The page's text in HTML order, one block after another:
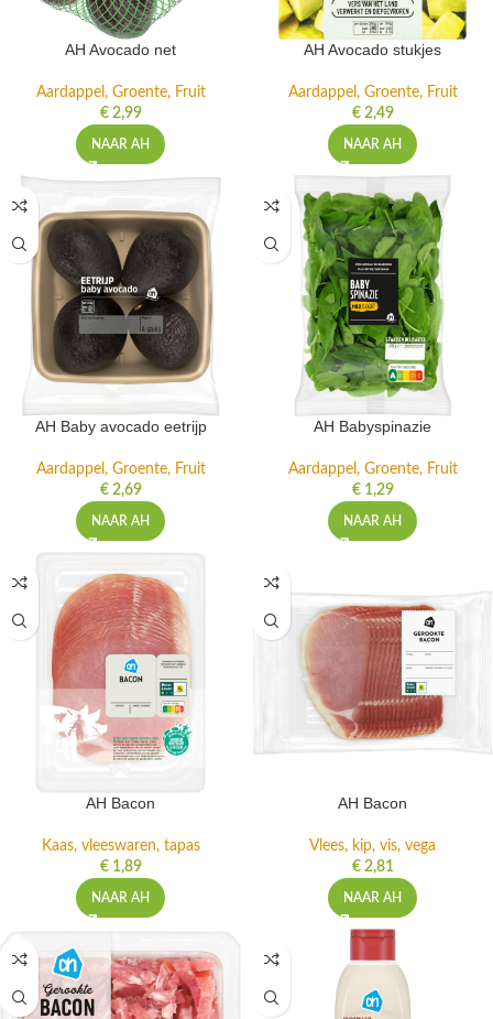
AH Avocado net
Aardappel, Groente, Fruit
€2,99
NAAR AH
AH Avocado stukjes
Aardappel, Groente, Fruit
€2,49
NAAR AH
AH Baby avocado eetrijp
Aardappel, Groente, Fruit
€2,69
NAAR AH
AH Babyspinazie
Aardappel, Groente, Fruit
€1,29
NAAR AH
AH Bacon
Kaas, vleeswaren, tapas
€1,89
NAAR AH
AH Bacon
Vlees, kip, vis, vega
€2,81
NAAR AH